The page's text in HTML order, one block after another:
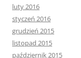
luty 2016
styczeń 2016
grudzień 2015
listopad 2015
październik 2015